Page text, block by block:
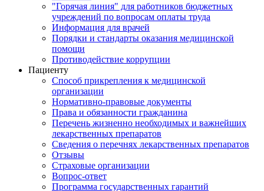
"Горячая линия" для работников бюджетных
учреждений по вопросам оплаты труда
Информация для врачей
Порядки и стандарты оказания медицинской
помощи
Противодействие коррупции
Пациенту
Способ прикрепления к медицинской
организации
Нормативно-правовые документы
Права и обязанности гражданина
Перечень жизненно необходимых и важнейших
лекарственных препаратов
Сведения о перечнях лекарственных препаратов
Отзывы
Страховые организации
Вопрос-ответ
Программа государственных гарантий